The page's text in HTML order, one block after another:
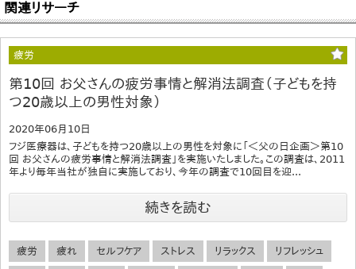
関連リサーチ
疲労
第10回 お父さんの疲労事情と解消法調査（子どもを持
つ20歳以上の男性対象）
2020年06月10日
フジ医療器は、子どもを持つ20歳以上の男性を対象に「＜父の日企画＞第10
回 お父さんの疲労事情と解消法調査」を実施いたしました。この調査は、2011
年より毎年当社が独自に実施しており、今年の調査で10回目を迎...
続きを読む
疲労 疲れ セルフケア ストレス リラックス リフレッシュ